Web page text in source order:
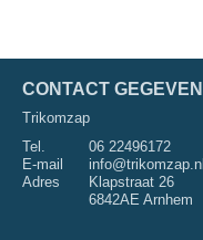
CONTACT
Trikomzap
Tel.
06 22496172
E-mail
info@trikomzap.nl
Adres
Klapstraat 26
6842AE Arnhem